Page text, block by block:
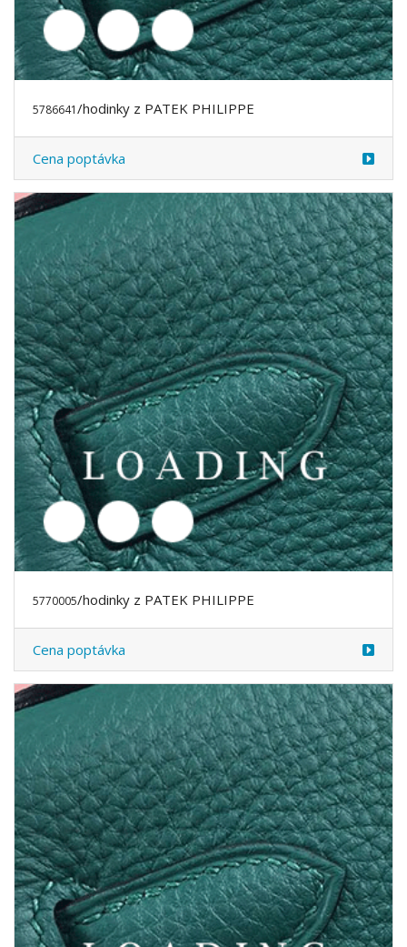
5786641/hodinky z PATEK PHILIPPE
Cena poptávka
5770005 /hodinky z PATEK PHILIPPE
Cena poptávka